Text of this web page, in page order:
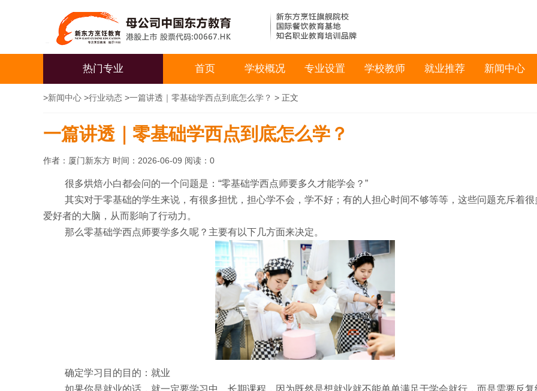
热门专业 首页 学校概况 专业设置 学校教师 就业推荐 新闻中心
>新闻中心 >行业动态 >一篇讲透｜零基础学西点到底怎么学？ > 正文
一篇讲透｜零基础学西点到底怎么学？
作者：厦门新东方 时间：2026-06-09 阅读： 0
很多烘焙小白都会问的一个问题是：“零基础学西点师要多久才能学会？”
其实对于零基础的学生来说，有很多担忧，担心学不会，学不好；有的人担心时间不够等等，这些问题充斥着很
爱好者的大脑，从而影响了行动力。
那么零基础学西点师要学多久呢？主要有以下几方面来决定。
确定学习目的目的：就业
如果你是就业的话，就一定要学习中、长期课程，因为既然是想就业就不能单单满足于学会就行，而是需要反复